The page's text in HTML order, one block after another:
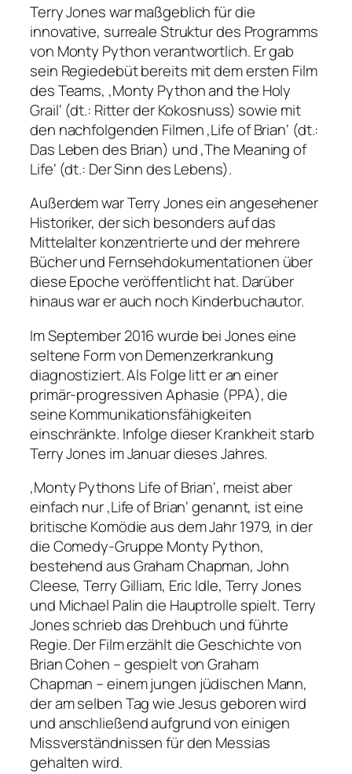
Terry Jones war maßgeblich für die
innovative, surreale Struktur des Programms
von Monty Python verantwortlich. Er gab
sein Regiedebüt bereits mit dem ersten Film
des Teams, ‚Monty Python and the Holy
Grail‘ (dt.: Ritter der Kokosnuss) sowie mit
den nachfolgenden Filmen ‚Life of Brian‘ (dt.:
Das Leben des Brian) und ‚The Meaning of
Life‘ (dt.: Der Sinn des Lebens).
Außerdem war Terry Jones ein angesehener
Historiker, der sich besonders auf das
Mittelalter konzentrierte und der mehrere
Bücher und Fernsehdokumentationen über
diese Epoche veröffentlicht hat. Darüber
hinaus war er auch noch Kinderbuchautor.
Im September 2016 wurde bei Jones eine
seltene Form von Demenzerkrankung
diagnostiziert. Als Folge litt er an einer
primär-progressiven Aphasie (PPA), die
seine Kommunikationsfähigkeiten
einschränkte. Infolge dieser Krankheit starb
Terry Jones im Januar dieses Jahres.
‚Monty Pythons Life of Brian‘, meist aber
einfach nur ‚Life of Brian‘ genannt, ist eine
britische Komödie aus dem Jahr 1979, in der
die Comedy-Gruppe Monty Python,
bestehend aus Graham Chapman, John
Cleese, Terry Gilliam, Eric Idle, Terry Jones
und Michael Palin die Hauptrolle spielt. Terry
Jones schrieb das Drehbuch und führte
Regie. Der Film erzählt die Geschichte von
Brian Cohen – gespielt von Graham
Chapman – einem jungen jüdischen Mann,
der am selben Tag wie Jesus geboren wird
und anschließend aufgrund von einigen
Missverständnissen für den Messias
gehalten wird.